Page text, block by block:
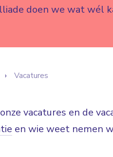
doen we wat wél
Vacatures
vacatures en de
en wie weet nemen